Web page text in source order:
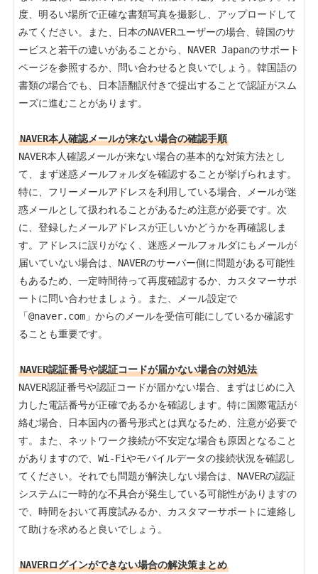
度、明るい場所で正確な書類写真を撮影し、アップロードして
みてください。また、日本のNAVERユーザーの場合、韓国のサ
ービスと若干の違いがあることから、NAVER Japanのサポート
ページを参照するか、問い合わせると良いでしょう。韓国語の
書類の場合でも、日本語翻訳付きで提出することで認証がスム
ーズに進むことがあります。
NAVER本人確認メールが来ない場合の確認手順
NAVER本人確認メールが来ない場合の基本的な対策方法とし
て、まず迷惑メールフォルダを確認することが挙げられます。
特に、フリーメールアドレスを利用している場合、メールが迷
惑メールとして扱われることがあるため注意が必要です。次
に、登録したメールアドレスが正しいかどうかを再確認しま
す。アドレスに誤りがなく、迷惑メールフォルダにもメールが
届いていない場合は、NAVERのサーバー側に問題がある可能性
もあるため、一定時間待って再度確認するか、カスタマーサポ
ートに問い合わせましょう。また、メール設定で
「@naver.com」からのメールを受信可能にしているか確認す
ることも重要です。
NAVER認証番号や認証コードが届かない場合の対処法
NAVER認証番号や認証コードが届かない場合、まずはじめに入
力した電話番号が正確であるかを確認します。特に国際電話が
絡む場合、日本国内の番号形式とは異なるため、注意が必要で
す。また、ネットワーク接続が不安定な場合も原因となること
がありますので、Wi-Fiやモバイルデータの接続状況を確認し
てください。それでも問題が解決しない場合は、NAVERの認証
システムに一時的な不具合が発生している可能性がありますの
で、時間をおいて再度試みるか、カスタマーサポートに連絡し
て助けを求めると良いでしょう。
NAVERログインができない場合の解決策まとめ